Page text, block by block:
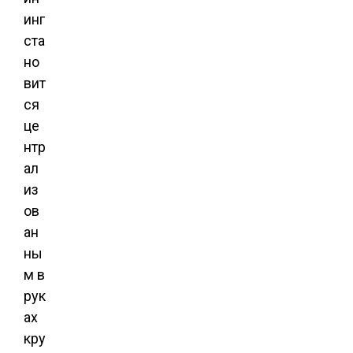
инг
ста
но
вит
ся
це
нтр
ал
из
ов
ан
ны
м в
рук
ах
кру